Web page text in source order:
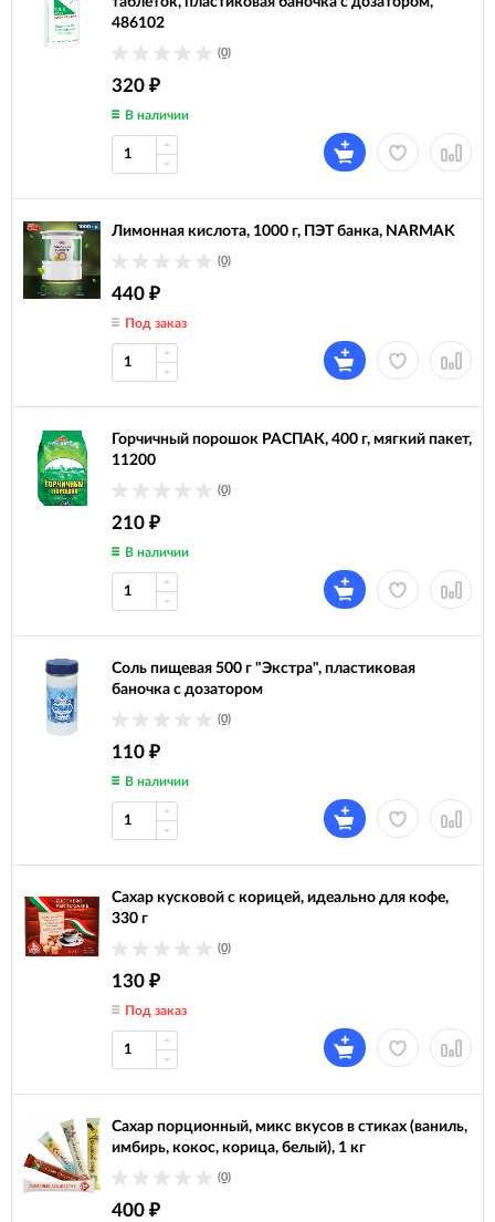
486102
(0)
320 ₽
В наличии
Лимонная кислота, 1000 г, ПЭТ банка, NARMAK
(0)
440 ₽
Под заказ
Горчичный порошок РАСПАК, 400 г, мягкий пакет,
11200
(0)
210 ₽
В наличии
Соль пищевая 500 г "Экстра", пластиковая
баночка с дозатором
(0)
110 ₽
В наличии
Сахар кусковой с корицей, идеально для кофе,
330 г
(0)
130 ₽
Под заказ
Сахар порционный, микс вкусов в стиках (ваниль,
имбирь, кокос, корица, белый), 1 кг
(0)
400 ₽